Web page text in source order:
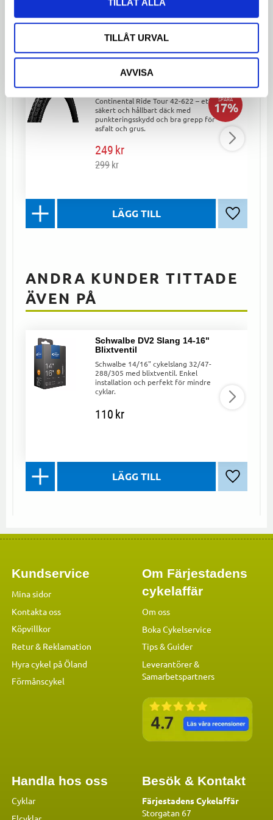
TILLÅT ALLA
TILLÅT URVAL
AVVISA
LIKNANDE PRODUKTER
Däck 42-622 Continental Ride
Tour Svart
Continental Ride Tour 42-622 – ett
säkert och hållbart däck med
punkteringsskydd och bra grepp för
asfalt och grus.
249kr
299kr
SPARA
17%
Lägg till
ANDRA KUNDER TITTADE
ÄVEN PÅ
Schwalbe DV2 Slang 14-16"
Blixtventil
Schwalbe 14/16" cykelslang 32/47-
288/305 med blixtventil. Enkel
installation och perfekt för mindre
cyklar.
110kr
Lägg till
Kundservice
Mina sidor
Kontakta oss
Köpvillkor
Retur & Reklamation
Hyra cykel på Öland
Förmånscykel
Om Färjestadens
cykelaffär
Om oss
Boka Cykelservice
Tips & Guider
Leverantörer &
Samarbetspartners
Handla hos oss
Cyklar
Besök & Kontakt
Färjestadens Cykelaffär
Storgatan 67